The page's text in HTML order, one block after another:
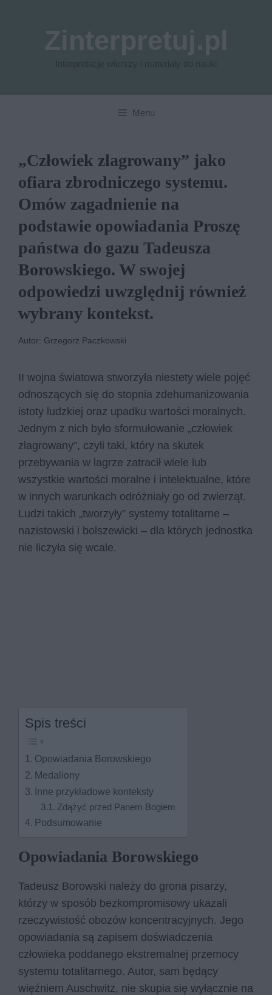
Menu
„Człowiek zlagrowany” jako
ofiara zbrodniczego systemu.
Omów zagadnienie na
podstawie opowiadania Proszę
państwa do gazu Tadeusza
Borowskiego. W swojej
odpowiedzi uwzględnij również
wybrany kontekst.
Autor: Grzegorz Paczkowski
II wojna światowa stworzyła niestety wiele pojęć
odnoszących się do stopnia zdehumanizowania
istoty ludzkiej oraz upadku wartości moralnych.
Jednym z nich było sformułowanie „człowiek
zlagrowany”, czyli taki, który na skutek
przebywania w lagrze zatracił wiele lub
wszystkie wartości moralne i intelektualne, które
w innych warunkach odróżniały go od zwierząt.
Ludzi takich „tworzyły” systemy totalitarne –
nazistowski i bolszewicki – dla których jednostka
nie liczyła się wcale.
Spis treści
Opowiadania Borowskiego
Medaliony
Inne przykładowe konteksty
Zdążyć przed Panem Bogiem
Podsumowanie
Opowiadania Borowskiego
Tadeusz Borowski należy do grona pisarzy,
którzy w sposób bezkompromisowy ukazali
rzeczywistość obozów koncentracyjnych. Jego
opowiadania są zapisem doświadczenia
człowieka poddanego ekstremalnej przemocy
systemu totalitarnego. Autor, sam będący
więźniem Auschwitz, nie skupia się wyłącznie na